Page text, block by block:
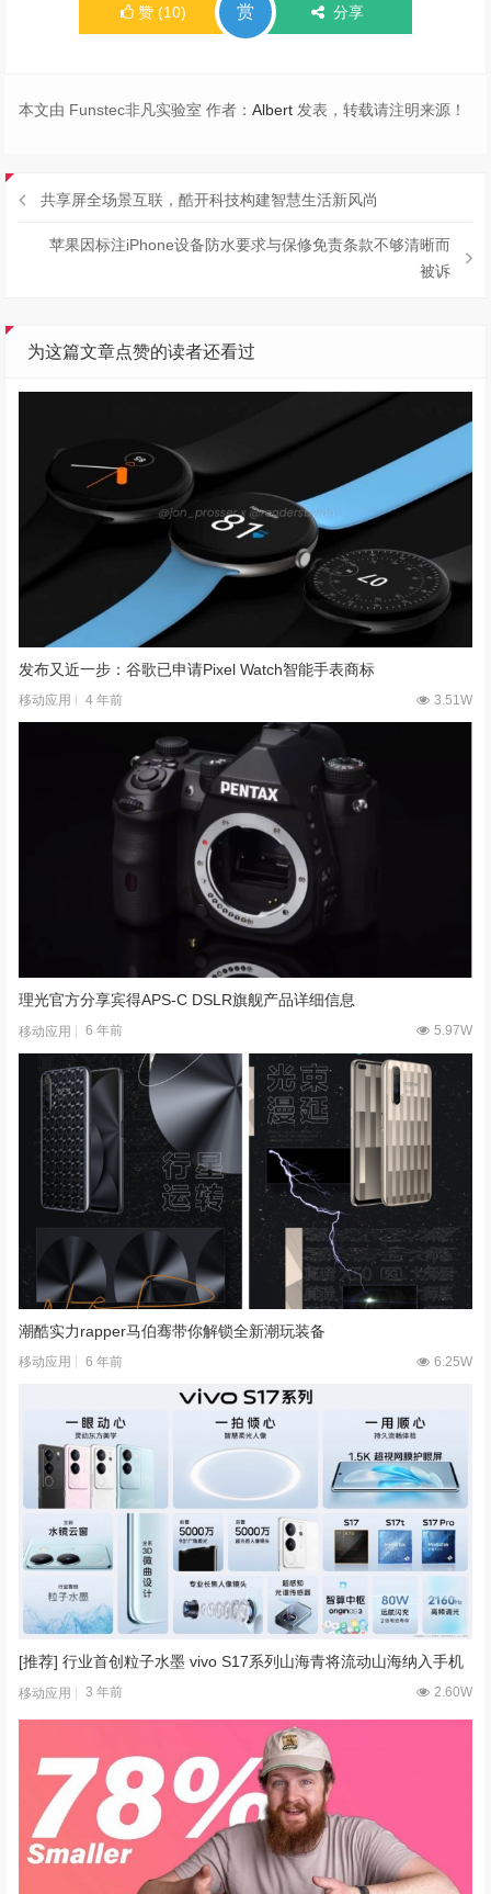
赞 (10) 赏 分享
本文由 Funstec非凡实验室 作者：Albert 发表，转载请注明来源！
共享屏全场景互联，酷开科技构建智慧生活新风尚
苹果因标注iPhone设备防水要求与保修免责条款不够清晰而
被诉
为这篇文章点赞的读者还看过
发布又近一步：谷歌已申请Pixel Watch智能手表商标
移动应用 4 年前 3.51W
理光官方分享宾得APS-C DSLR旗舰产品详细信息
移动应用 6 年前 5.97W
潮酷实力rapper马伯骞带你解锁全新潮玩装备
移动应用 6 年前 6.25W
[推荐] 行业首创粒子水墨 vivo S17系列山海青将流动山海纳入手机
移动应用 3 年前 2.60W